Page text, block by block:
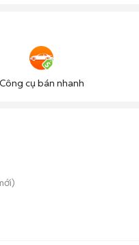
Công cụ bán nhanh